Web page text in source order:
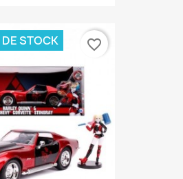
STOCK favorite_border